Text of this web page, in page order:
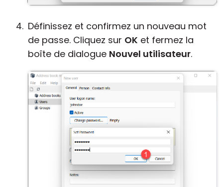
Définissez et confirmez un nouveau mot
de passe. Cliquez sur OK et fermez la
boîte de dialogue Nouvel utilisateur.